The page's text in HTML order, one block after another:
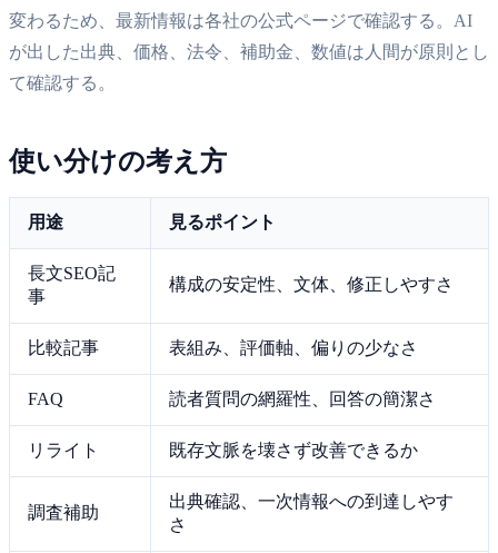
変わるため、最新情報は各社の公式ページで確認する。AI
が出した出典、価格、法令、補助金、数値は人間が原則とし
て確認する。
使い分けの考え方
用途 見るポイント
長文SEO記
事
構成の安定性、文体、修正しやすさ
比較記事 表組み、評価軸、偏りの少なさ
FAQ 読者質問の網羅性、回答の簡潔さ
リライト 既存文脈を壊さず改善できるか
調査補助
出典確認、一次情報への到達しやす
さ